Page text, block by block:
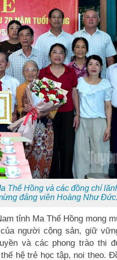
Thế Hồng và các đồng chí
đảng viên Hoàng Như Đức.
tỉnh Ma Thế Hồng mong
người cộng sản, giữ
và các phong trào thi
hệ trẻ học tập, noi theo.